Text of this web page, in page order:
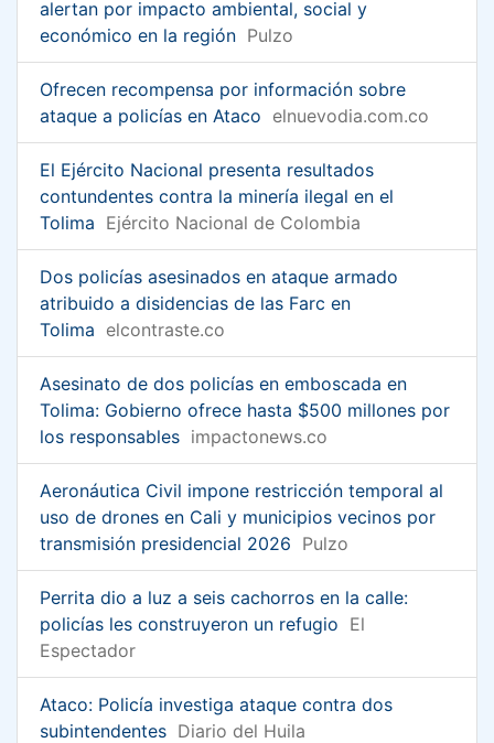
alertan por impacto ambiental, social y
económico en la región Pulzo
Ofrecen recompensa por información sobre
ataque a policías en Ataco elnuevodia.com.co
El Ejército Nacional presenta resultados
contundentes contra la minería ilegal en el
Tolima Ejército Nacional de Colombia
Dos policías asesinados en ataque armado
atribuido a disidencias de las Farc en
Tolima elcontraste.co
Asesinato de dos policías en emboscada en
Tolima: Gobierno ofrece hasta $500 millones por
los responsables impactonews.co
Aeronáutica Civil impone restricción temporal al
uso de drones en Cali y municipios vecinos por
transmisión presidencial 2026 Pulzo
Perrita dio a luz a seis cachorros en la calle:
policías les construyeron un refugio El
Espectador
Ataco: Policía investiga ataque contra dos
subintendentes Diario del Huila